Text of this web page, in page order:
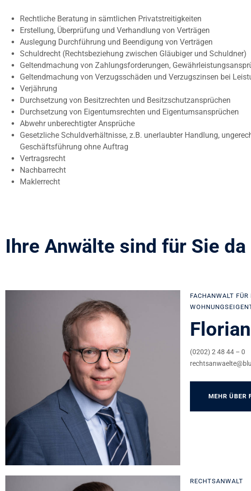
Rechtliche Beratung in sämtlichen Privatstreitigkeiten
Erstellung, Überprüfung und Verhandlung von Verträgen
Auslegung Durchführung und Beendigung von Verträgen
Schuldrecht (Rechtsbeziehung zwischen Gläubiger und Schuldner)
Geltendmachung von Zahlungsforderungen,
Geltendmachung von Verzugsschäden und Verzugszinsen bei
Verjährung
Durchsetzung von Besitzrechten und Besitzschutzansprüchen
Durchsetzung von Eigentumsrechten und Eigentumsansprüchen
Abwehr unberechtigter Ansprüche
Gesetzliche Schuldverhältnisse, z.B. unerlaubter Handlung,
Geschäftsführung ohne Auftrag
Vertragsrecht
Nachbarrecht
Maklerrecht
Ihre Anwälte sind für Sie da
FACHANWALT
(0202) 2 48 44 – 0
MEHR ÜBER
RECHTSANWALT